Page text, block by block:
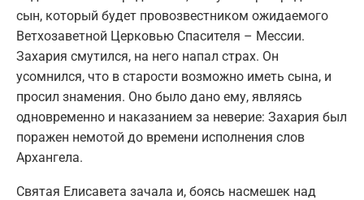
сын, который будет провозвестником ожидаемого
Ветхозаветной Церковью Спасителя – Мессии.
Захария смутился, на него напал страх. Он
усомнился, что в старости возможно иметь сына, и
просил знамения. Оно было дано ему, являясь
одновременно и наказанием за неверие: Захария был
поражен немотой до времени исполнения слов
Архангела.
Святая Елисавета зачала и, боясь насмешек над